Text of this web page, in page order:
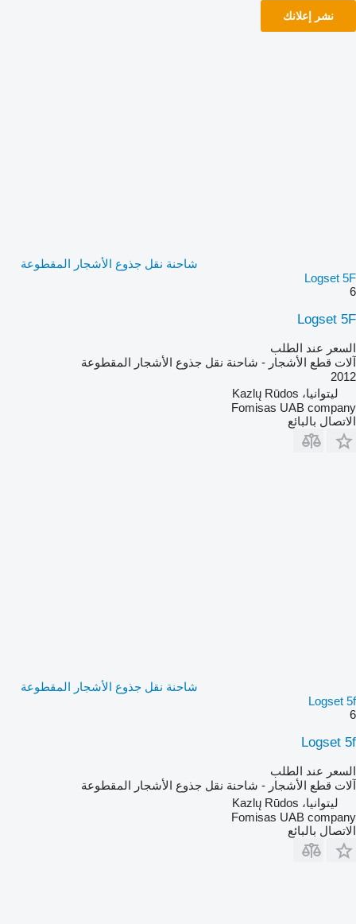
نشر إعلانك
شاحنة نقل جذوع الأشجار المقطوعة
Logset 5F
6
Logset 5F
السعر عند الطلب
آلات قطع الأشجار - شاحنة نقل جذوع الأشجار المقطوعة
2012
ليتوانيا، Kazlų Rūdos
Fomisas UAB company
الاتصال بالبائع
شاحنة نقل جذوع الأشجار المقطوعة
Logset 5f
6
Logset 5f
السعر عند الطلب
آلات قطع الأشجار - شاحنة نقل جذوع الأشجار المقطوعة
ليتوانيا، Kazlų Rūdos
Fomisas UAB company
الاتصال بالبائع